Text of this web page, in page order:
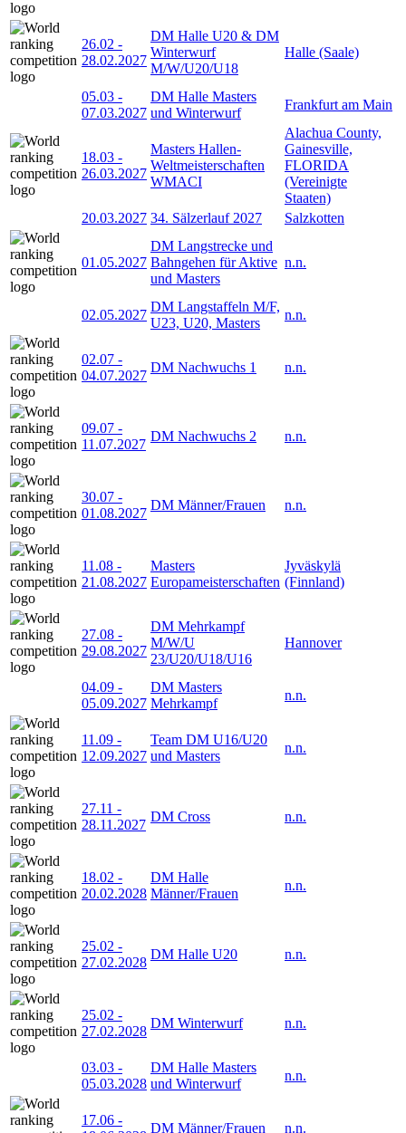
26.02 -
28.02.2027
DM Halle U20 & DM
Winterwurf
M/W/U20/U18
Halle (Saale)
05.03 -
07.03.2027
DM Halle Masters
und Winterwurf
Frankfurt am Main
18.03 -
26.03.2027
Masters Hallen-
Weltmeisterschaften
WMACI
Alachua County,
Gainesville,
FLORIDA
(Vereinigte
Staaten)
20.03.2027 34. Sälzerlauf 2027 Salzkotten
01.05.2027
DM Langstrecke und
Bahngehen für Aktive
und Masters
n.n.
02.05.2027
DM Langstaffeln M/F,
U23, U20, Masters
n.n.
02.07 -
04.07.2027
DM Nachwuchs 1 n.n.
09.07 -
11.07.2027
DM Nachwuchs 2 n.n.
30.07 -
01.08.2027
DM Männer/Frauen n.n.
11.08 -
21.08.2027
Masters
Europameisterschaften
Jyväskylä
(Finnland)
27.08 -
29.08.2027
DM Mehrkampf
M/W/U
23/U20/U18/U16
Hannover
04.09 -
05.09.2027
DM Masters
Mehrkampf
n.n.
11.09 -
12.09.2027
Team DM U16/U20
und Masters
n.n.
27.11 -
28.11.2027
DM Cross n.n.
18.02 -
20.02.2028
DM Halle
Männer/Frauen
n.n.
25.02 -
27.02.2028
DM Halle U20 n.n.
25.02 -
27.02.2028
DM Winterwurf n.n.
03.03 -
05.03.2028
DM Halle Masters
und Winterwurf
n.n.
17.06 -
DM Männer/Frauen n.n.